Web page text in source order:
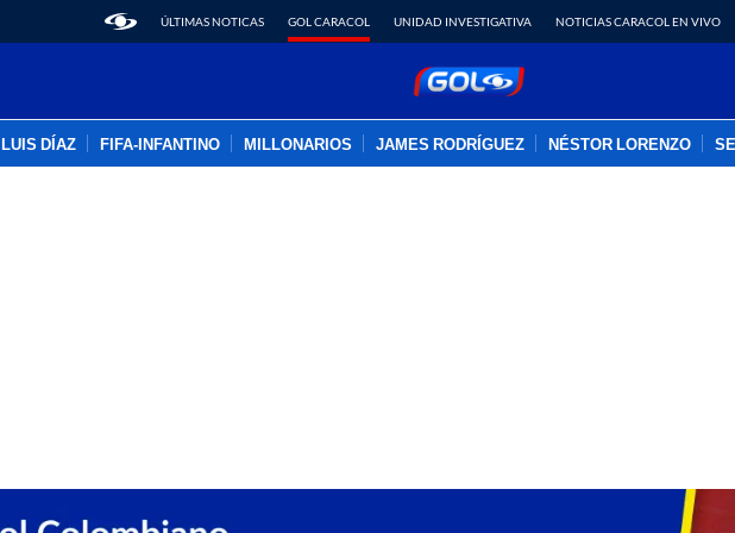
ÚLTIMAS NOTICAS GOL CARACOL UNIDAD INVESTIGATIVA NOTICIAS CARACOL EN VIVO
LUIS DÍAZ FIFA-INFANTINO MILLONARIOS JAMES RODRÍGUEZ NÉSTOR LORENZO